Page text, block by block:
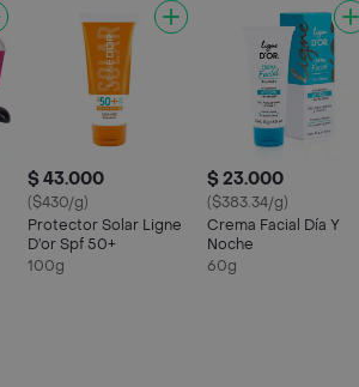
$ 43.000
($430/g)
Protector Solar Ligne
D’or Spf 50+
100g
$ 23.000
($383.34/g)
Crema Facial Día Y
Noche
60g